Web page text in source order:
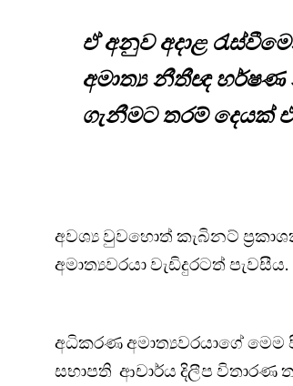
ඒ අනුව අදාළ
අමාත්‍ය නීතීඥ හර්ෂණ
ගැනීමට තරම් දෙයක්
අවශ්‍ය වුවහොත් කැබිනට්
අමාත්‍යවරයා වැඩිදුරටත් පැවසීය.
අධිකරණ අමාත්‍යවරයාගේ
සභාපති ආචාර්ය දිලීප